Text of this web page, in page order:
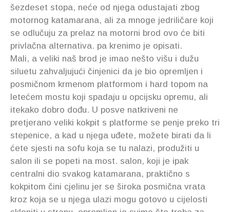
šezdeset stopa, neće od njega odustajati zbog
motornog katamarana, ali za mnoge jedriličare koji
se odlučuju za prelaz na motorni brod ovo će biti
privlačna alternativa. pa krenimo je opisati.
Mali, a veliki naš brod je imao nešto višu i dužu
siluetu zahvaljujući činjenici da je bio opremljen i
posmičnom krmenom platformom i hard topom na
letećem mostu koji spadaju u opcijsku opremu, ali
itekako dobro dođu. U posve natkriveni ne
pretjerano veliki kokpit s platforme se penje preko tri
stepenice, a kad u njega uđete, možete birati da li
ćete sjesti na sofu koja se tu nalazi, produžiti u
salon ili se popeti na most. salon, koji je ipak
centralni dio svakog katamarana, praktično s
kokpitom čini cjelinu jer se široka posmična vrata
kroz koja se u njega ulazi mogu gotovo u cijelosti